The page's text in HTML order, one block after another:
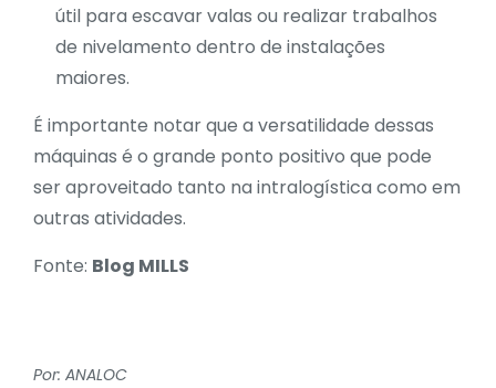
útil para escavar valas ou realizar trabalhos
de nivelamento dentro de instalações
maiores.
É importante notar que a versatilidade dessas
máquinas é o grande ponto positivo que pode
ser aproveitado tanto na intralogística como em
outras atividades.
Fonte: Blog MILLS
Por: ANALOC